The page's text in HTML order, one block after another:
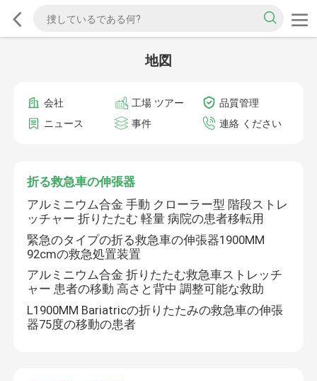
地図
会社 工場 ツアー
品質管理
ニュース
事件 連絡 ください
折る救急車の伸張器
アルミニウム合金 手動 クローラー型 階段ストレ
ッチャー 折りたたむ 軽量 病院の患者移転用
緊急のタイプの折る救急車の伸張器1900MM
92cmの救急処置装置
アルミニウム合金 折りたたむ救急車ストレッチ
ャー 患者の移動 高さと背中 調整可能な救助
L1900MM Bariatricの折りたたみの救急車の伸張
器75度の移動の患者